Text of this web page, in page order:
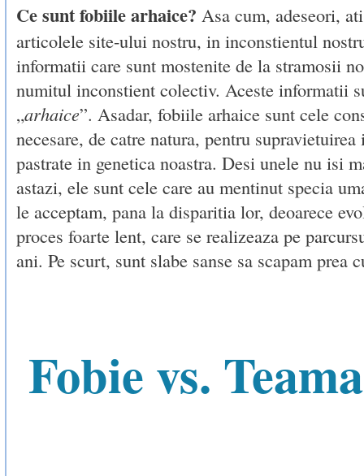
Ce sunt fobiile arhaice? Asa cum, adeseori,
articolele site-ului nostru, in inconstientul
informatii care sunt mostenite de la stramosii
numitul inconstient colectiv. Aceste informatii
„arhaice”. Asadar, fobiile arhaice sunt cele
necesare, de catre natura, pentru
pastrate in genetica noastra. Desi unele nu isi
astazi, ele sunt cele care au mentinut specia
le acceptam, pana la disparitia lor, deoarece
proces foarte lent, care se realizeaza pe
ani. Pe scurt, sunt slabe sanse sa scapam prea
Fobie vs. Teama